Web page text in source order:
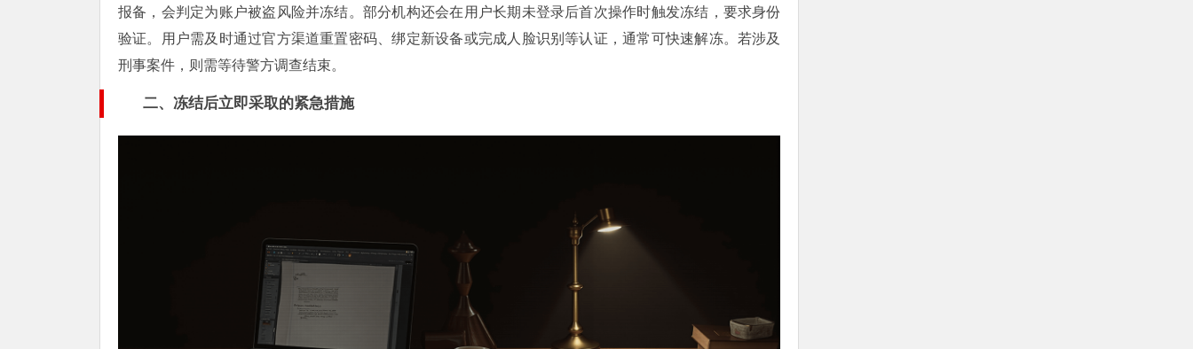
报备，会判定为账户被盗风险并冻结。部分机构还会在用户长期未登录后首次操作时触发冻结，要求身份
验证。用户需及时通过官方渠道重置密码、绑定新设备或完成人脸识别等认证，通常可快速解冻。若涉及
刑事案件，则需等待警方调查结束。
二、冻结后立即采取的紧急措施